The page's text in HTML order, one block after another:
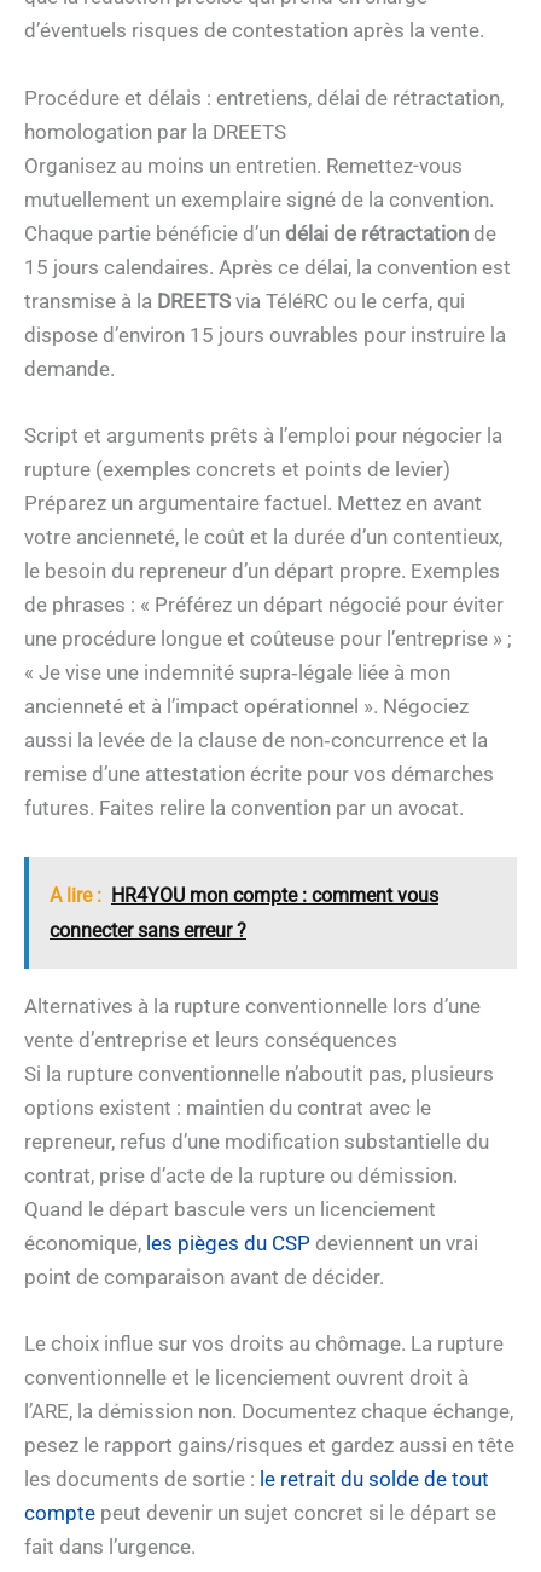
d’éventuels risques de contestation après la vente.
Procédure et délais : entretiens, délai de rétractation,
homologation par la DREETS
Organisez au moins un entretien. Remettez-vous
mutuellement un exemplaire signé de la convention.
Chaque partie bénéficie d’un délai de rétractation de
15 jours calendaires. Après ce délai, la convention est
transmise à la DREETS via TéléRC ou le cerfa, qui
dispose d’environ 15 jours ouvrables pour instruire la
demande.
Script et arguments prêts à l’emploi pour négocier la
rupture (exemples concrets et points de levier)
Préparez un argumentaire factuel. Mettez en avant
votre ancienneté, le coût et la durée d’un contentieux,
le besoin du repreneur d’un départ propre. Exemples
de phrases : « Préférez un départ négocié pour éviter
une procédure longue et coûteuse pour l’entreprise » ;
« Je vise une indemnité supra‑légale liée à mon
ancienneté et à l’impact opérationnel ». Négociez
aussi la levée de la clause de non‑concurrence et la
remise d’une attestation écrite pour vos démarches
futures. Faites relire la convention par un avocat.
A lire : HR4YOU mon compte : comment vous
connecter sans erreur ?
Alternatives à la rupture conventionnelle lors d’une
vente d’entreprise et leurs conséquences
Si la rupture conventionnelle n’aboutit pas, plusieurs
options existent : maintien du contrat avec le
repreneur, refus d’une modification substantielle du
contrat, prise d’acte de la rupture ou démission.
Quand le départ bascule vers un licenciement
économique, les pièges du CSP deviennent un vrai
point de comparaison avant de décider.
Le choix influe sur vos droits au chômage. La rupture
conventionnelle et le licenciement ouvrent droit à
l’ARE, la démission non. Documentez chaque échange,
pesez le rapport gains/risques et gardez aussi en tête
les documents de sortie : le retrait du solde de tout
compte peut devenir un sujet concret si le départ se
fait dans l’urgence.